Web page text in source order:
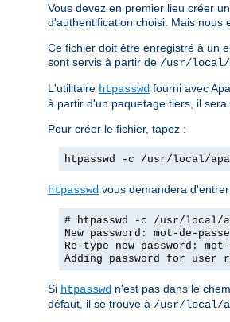
Vous devez en premier lieu créer
d'authentification choisi. Mais nous
Ce fichier doit être enregistré à un
sont servis à partir de /usr/local/
L'utilitaire htpasswd fourni avec
à partir d'un paquetage tiers, il
Pour créer le fichier, tapez :
htpasswd -c /usr/local/
htpasswd vous demandera
# htpasswd -c /usr/local/
New password: mot-de-passe
Re-type new password:
Adding password for user
Si htpasswd n'est pas dans le
défaut, il se trouve à /usr/local/